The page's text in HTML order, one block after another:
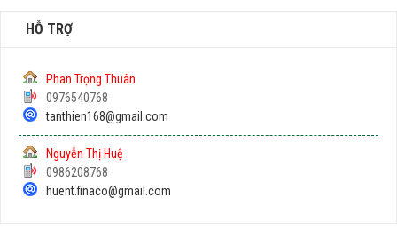
HỖ TRỢ
Phan Trọng Thuân
0976540768
tanthien168@gmail.com
Nguyễn Thị Huệ
0986208768
huent.finaco@gmail.com